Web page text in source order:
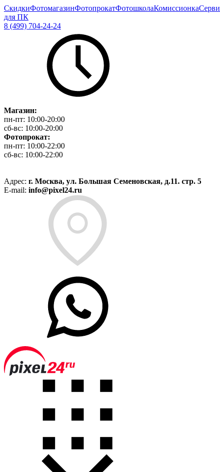
СкидкиФотомагазинФотопрокатФотошколаКомиссионка
для ПК
8 (499) 704-24-24
Магазин:
пн-пт: 10:00-20:00
сб-вс: 10:00-20:00
Фотопрокат:
пн-пт: 10:00-22:00
сб-вс: 10:00-22:00
Адрес: г. Москва, ул. Большая Семеновская, д.11. стр. 5
E-mail: info@pixel24.ru